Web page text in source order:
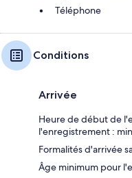
Téléphone
Conditions
Arrivée
Heure de début de
l'enregistrement :
Formalités d'arrivée
Âge minimum pour